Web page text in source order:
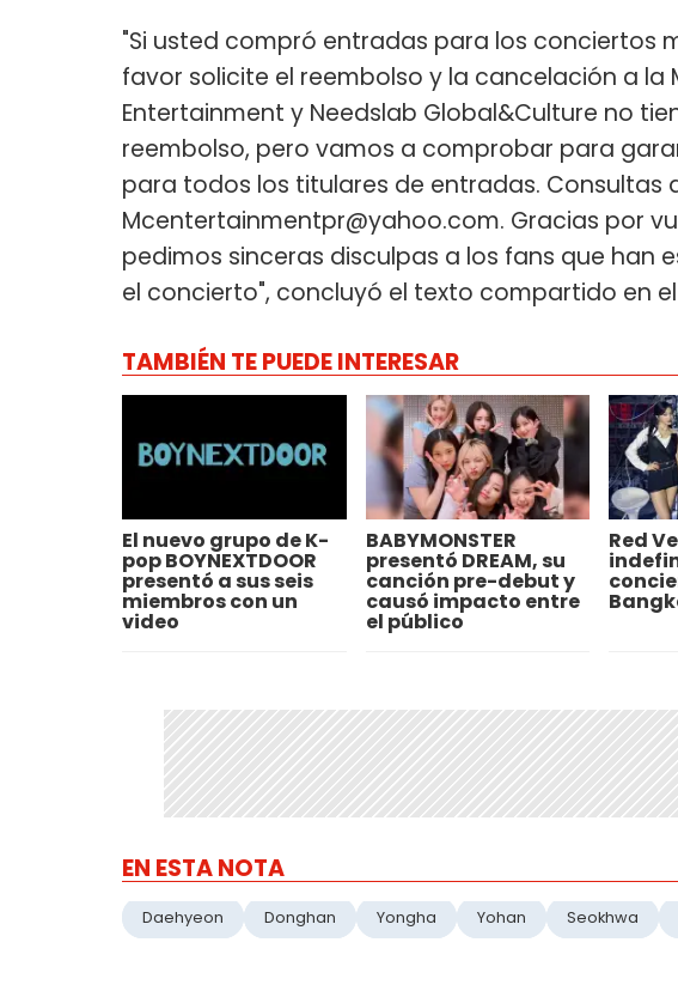
"Si usted compró entradas para los conciertos
favor solicite el reembolso y la cancelación a la
Entertainment y Needslab Global&Culture no
reembolso, pero vamos a comprobar para
para todos los titulares de entradas. Consultas
Mcentertainmentpr@yahoo.com. Gracias por
pedimos sinceras disculpas a los fans que han
el concierto", concluyó el texto compartido en
TAMBIÉN TE PUEDE INTERESAR
El nuevo grupo de K-
pop BOYNEXTDOOR
presentó a sus seis
miembros con un
video
BABYMONSTER
presentó DREAM, su
canción pre-debut y
causó impacto entre
el público
Red
EN ESTA NOTA
Daehyeon Donghan Yongha Yohan Seokhwa